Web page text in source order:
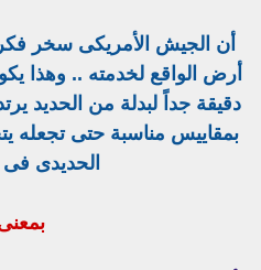
أن الجيش الأمريكى سخر
أرض الواقع لخدمته .. وهذا
دقيقة جداً لبدلة من الحديد
بمقاييس مناسبة حتى تجعله
الحديدى فى